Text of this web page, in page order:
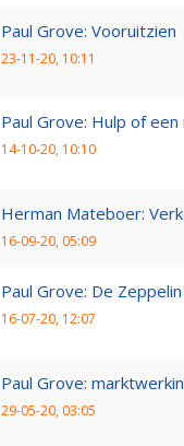
Paul Grove: Vooruitzien
23-11-20, 10:11
Paul Grove: Hulp of
14-10-20, 10:10
Herman Mateboer:
16-09-20, 05:09
Paul Grove: De Zeppelin
16-07-20, 12:07
Paul Grove:
29-05-20, 03:05